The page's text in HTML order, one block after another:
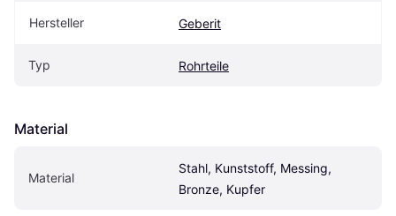
Hersteller Geberit
Typ Rohrteile
Material
Material
Stahl, Kunststoff, Messing,
Bronze, Kupfer